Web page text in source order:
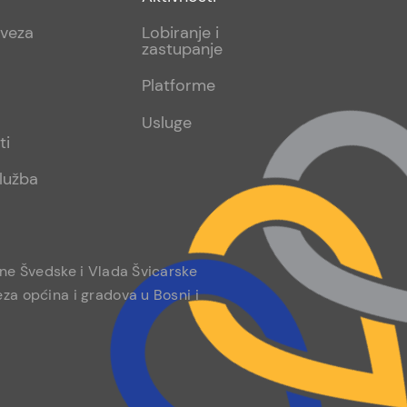
sub
Lobiranje i
zastupanje
Platforme
Usluge
Švedske i Vlada Švicarske
općina i gradova u Bosni i